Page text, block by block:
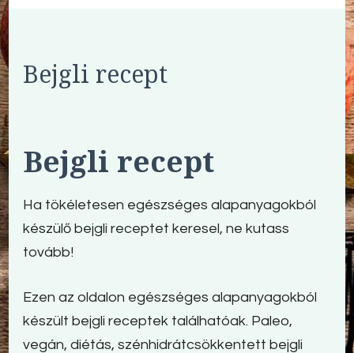
Bejgli recept
Bejgli recept
Ha tökéletesen egészséges alapanyagokból
készülő bejgli receptet keresel, ne kutass
tovább!
Ezen az oldalon egészséges alapanyagokból
készült bejgli receptek találhatóak. Paleo,
vegán, diétás, szénhidrátcsökkentett bejgli